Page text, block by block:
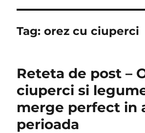
Tag:orez cu ciuperci
Reteta de post –
ciuperci si
merge perfect in
perioada